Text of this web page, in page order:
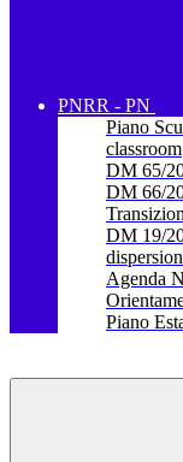
PNRR - PN
Piano
classroom
DM 65/
DM 66/
DM 19/
Agenda
Piano